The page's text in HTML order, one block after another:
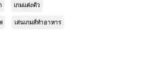
เกมแต่งตัว
เล่นเกมส์ทำอาหาร